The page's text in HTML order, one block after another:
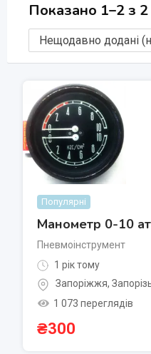
Показано 1–2 з 2
Популярні
Манометр 0-10
Пневмоінструмент
1 рік тому
Запоріжжя,
1 073 переглядів
₴300